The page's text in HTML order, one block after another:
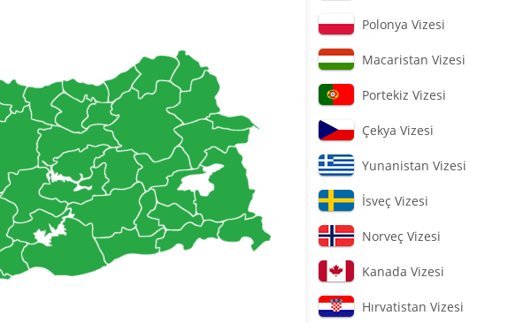
Polonya Vizesi
Macaristan Vizesi
Portekiz Vizesi
Çekya Vizesi
Yunanistan Vizesi
İsveç Vizesi
Norveç Vizesi
Kanada Vizesi
Hırvatistan Vizesi